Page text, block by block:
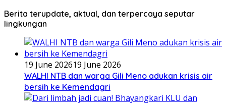
Berita terupdate, aktual, dan terpercaya seputar
lingkungan
19 June 202619 June 2026
WALHI NTB dan warga Gili Meno adukan krisis air
bersih ke Kemendagri